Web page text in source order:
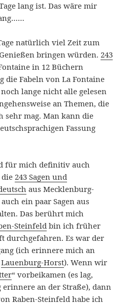
lang ist. Das wäre mir
natürlich viel Zeit zum
bringen würden. 243
in 12 Büchern
die Fabeln von La Fontaine
lange nicht alle gelesen
an Themen, die
sehr mag. Man kann die
Fassung
für mich definitiv auch
243 Sagen und
aus Mecklenburg-
ein paar Sagen aus
Das berührt mich
Steinfeldbin ich früher
durchgefahren. Es war der
(ich erinnere mich an
Lauenburg-Horst). Wenn wir
“ vorbeikamen (es lag,
an der Straße), dann
Raben-Steinfeld habe ich